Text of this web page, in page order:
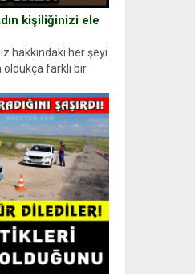
kişiliğinizi ele
hakkındaki her şeyi
oldukça farklı bir
en...